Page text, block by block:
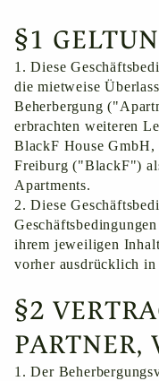
§1
Diese
die mietweise
Beherbergung
erbrachten weiteren
BlackF House GmbH,
Freiburg ("BlackF")
Apartments.
Diese
ihrem jeweiligen
vorher ausdrücklich
§2
PARTNER,
Der